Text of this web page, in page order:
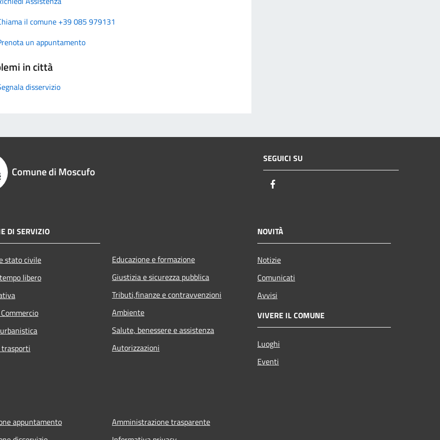
il comune +39 085 979131
un appuntamento
in città
disservizio
Comune di Moscufo
SEGUICI SU
DI SERVIZIO
stato civile
libero
Educazione e formazione
Giustizia e sicurezza pubblica
Tributi,finanze e contravvenzioni
Ambiente
Salute, benessere e assistenza
Autorizzazioni
NOVITÀ
Notizie
Comunicati
Avvisi
VIVERE IL COMUNE
Luoghi
Eventi
appuntamento
Amministrazione trasparente